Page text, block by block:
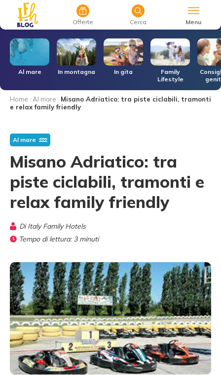
Menu
Cerca
Offerte
Al mare In montagna In gita
Family
Lifestyle
Home · Al mare · Misano Adriatico: tra piste ciclabili, tramonti
e relax family friendly
Al mare
Misano Adriatico: tra
piste ciclabili, tramonti e
relax family friendly
DiItaly Family Hotels
Tempo di lettura: 3 minuti